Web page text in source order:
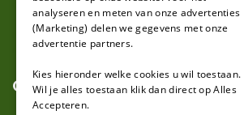
Over ons
analyseren en meten van onze advertenties
(Marketing) delen we gegevens met onze
advertentie partners.
Kies hieronder welke cookies u wil toestaan.
Wil je alles toestaan klik dan direct op Alles
Accepteren.